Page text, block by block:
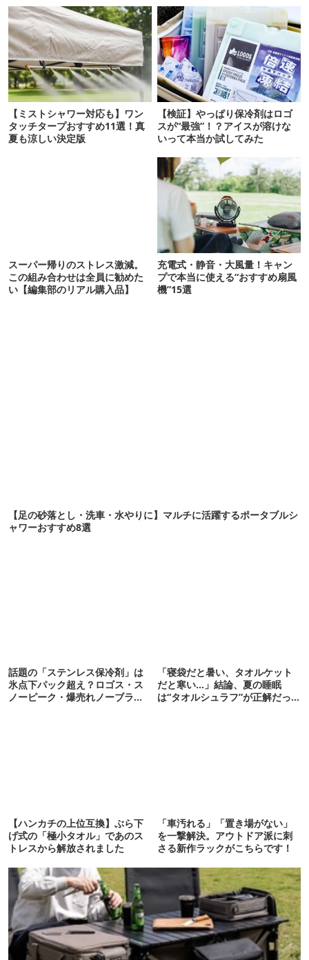
【ミストシャワー対応も】ワン
タッチタープおすすめ11選！真
夏も涼しい決定版
【検証】やっぱり保冷剤はロゴ
スが“最強”！？アイスが溶けな
いって本当か試してみた
スーパー帰りのストレス激減。
この組み合わせは全員に勧めた
い【編集部のリアル購入品】
充電式・静音・大風量！キャン
プで本当に使える“おすすめ扇風
機”15選
【足の砂落とし・洗車・水やりに】マルチに活躍するポータブルシ
ャワーおすすめ8選
話題の「ステンレス保冷剤」は
氷点下パック超え？ロゴス・ス
ノーピーク・爆売れノーブラン
「寝袋だと暑い、タオルケット
だと寒い…」結論、夏の睡眠
は“タオルシュラフ”が正解だっ
【ハンカチの上位互換】ぶら下
げ式の「極小タオル」であのス
トレスから解放されました
「車汚れる」「置き場がない」
を一撃解決。アウトドア派に刺
さる新作ラックがこちらです！